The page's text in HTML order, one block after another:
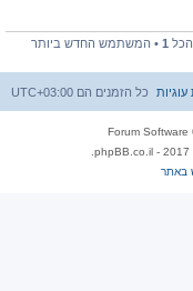
1 • המשתמש החדש ביותר
כל הזמנים הם UTC+03:00
באתר